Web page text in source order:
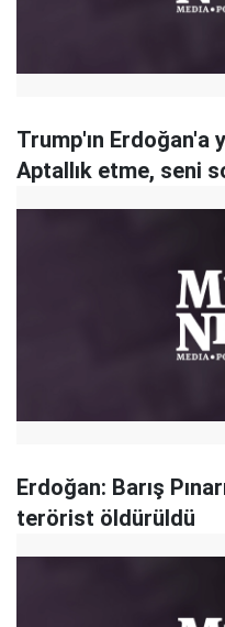
Trump'ın Erdoğan'a
Aptallık etme, seni
Erdoğan: Barış
terörist öldürüldü